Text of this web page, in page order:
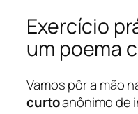
Exercício
um poema
Vamos pôr a mão
curtoanônimo de